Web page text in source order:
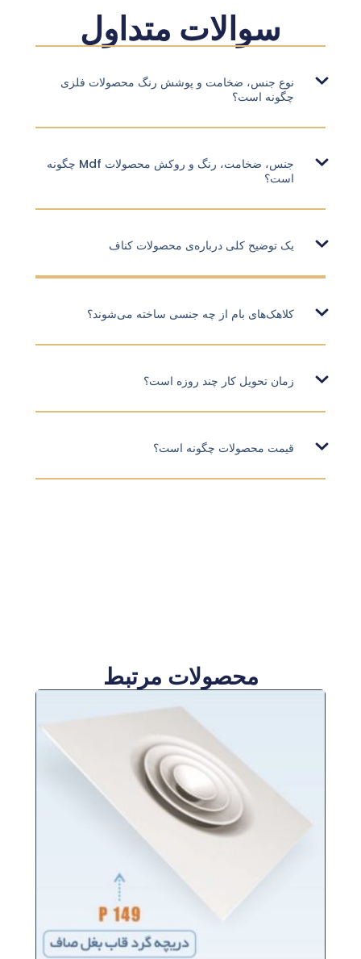
سوالات متداول
نوع جنس، ضخامت و پوشش رنگ محصولات فلزی
چگونه است؟
جنس، ضخامت، رنگ و روکش محصولات Mdf چگونه
است؟
یک توضیح کلی درباره‌ی محصولات کناف
کلاهک‌های بام از چه جنسی ساخته می‌شوند؟
زمان تحویل کار چند روزه است؟
قیمت محصولات چگونه است؟
محصولات مرتبط